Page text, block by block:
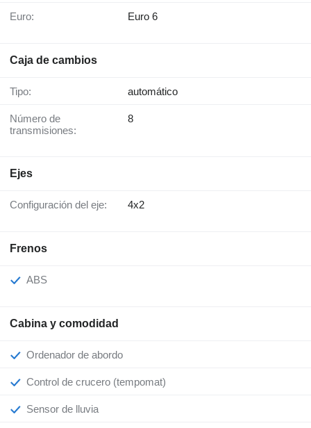
Euro: Euro 6
Caja de cambios
Tipo: automático
Número de
transmisiones:
8
Ejes
Configuración del eje: 4x2
Frenos
ABS
Cabina y comodidad
Ordenador de abordo
Control de crucero (tempomat)
Sensor de lluvia